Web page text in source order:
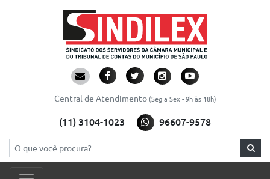
Pesquisar
Central de Atendimento (Seg a Sex - 9h às 18h)
(11) 3104-1023 96607-9578